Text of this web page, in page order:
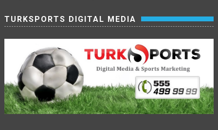
TURKSPORTS DIGITAL MEDIA